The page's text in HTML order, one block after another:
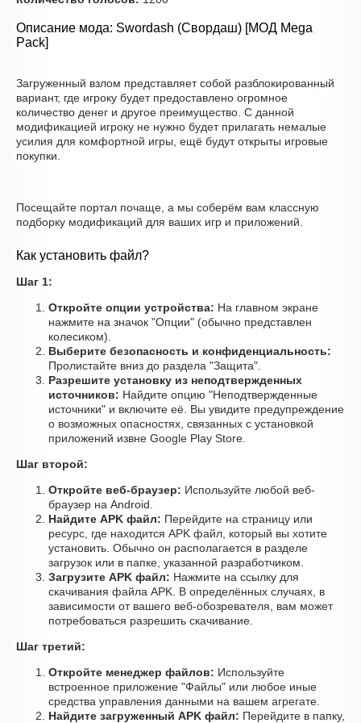
Описание мода: Swordash (Свордаш) [МОД Mega
Pack]
Загруженный взлом представляет собой разблокированный
вариант, где игроку будет предоставлено огромное
количество денег и другое преимущество. С данной
модификацией игроку не нужно будет прилагать немалые
усилия для комфортной игры, ещё будут открыты игровые
покупки.
Посещайте портал почаще, а мы соберём вам классную
подборку модификаций для ваших игр и приложений.
Как установить файл?
Шаг 1:
Откройте опции устройства: На главном экране
нажмите на значок "Опции" (обычно представлен
колесиком).
Выберите безопасность и конфиденциальность:
Пролистайте вниз до раздела "Защита".
Разрешите установку из неподтвержденных
источников: Найдите опцию "Неподтвержденные
источники" и включите её. Вы увидите предупреждение
о возможных опасностях, связанных с установкой
приложений извне Google Play Store.
Шаг второй:
Откройте веб-браузер: Используйте любой веб-
браузер на Android.
Найдите APK файл: Перейдите на страницу или
ресурс, где находится APK файл, который вы хотите
установить. Обычно он располагается в разделе
загрузок или в папке, указанной разработчиком.
Загрузите APK файл: Нажмите на ссылку для
скачивания файла APK. В определённых случаях, в
зависимости от вашего веб-обозревателя, вам может
потребоваться разрешить скачивание.
Шаг третий:
Откройте менеджер файлов: Используйте
встроенное приложение "Файлы" или любое иные
средства управления данными на вашем агрегате.
Найдите загруженный APK файл: Перейдите в папку,